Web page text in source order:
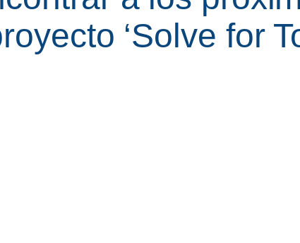
‘Solve for